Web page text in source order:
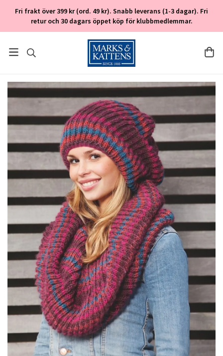
Fri frakt över 399 kr (ord. 49 kr). Snabb leverans (1-3 dagar). Fri
retur och 30 dagars öppet köp för klubbmedlemmar.